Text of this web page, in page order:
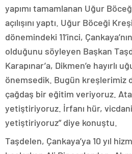
yapımı tamamlanan Uğur
açılışını yaptı. Uğur Böceği
dönemindeki 11’inci,
olduğunu söyleyen Başkan
Karapınar’a, Dikmen’e hayırlı
önemsedik. Bugün kreşlerimiz
çağdaş bir eğitim veriyoruz.
yetiştiriyoruz. İrfanı hür,
yetiştiriyoruz” diye konuştu.
Taşdelen, Çankaya’ya 10 yıl